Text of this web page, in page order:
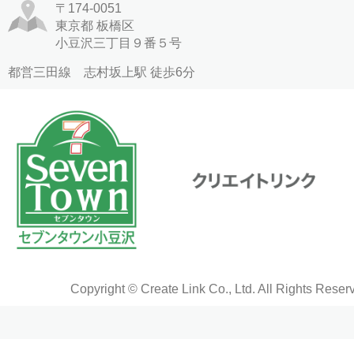
〒174-0051
東京都 板橋区
小豆沢三丁目９番５号
都営三田線 志村坂上駅 徒歩6分
Copyright © Create Link Co., Ltd. All Rights